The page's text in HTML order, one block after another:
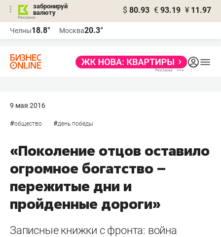
забронируй
валюту
$ 80.93 € 93.19 ¥ 11.97
Челны18.8° Москва20.3°
9 мая 2016
#общество #день победы
«Поколение отцов оставило
огромное богатство –
пережитые дни и
пройденные дороги»
Записные книжки с фронта: война